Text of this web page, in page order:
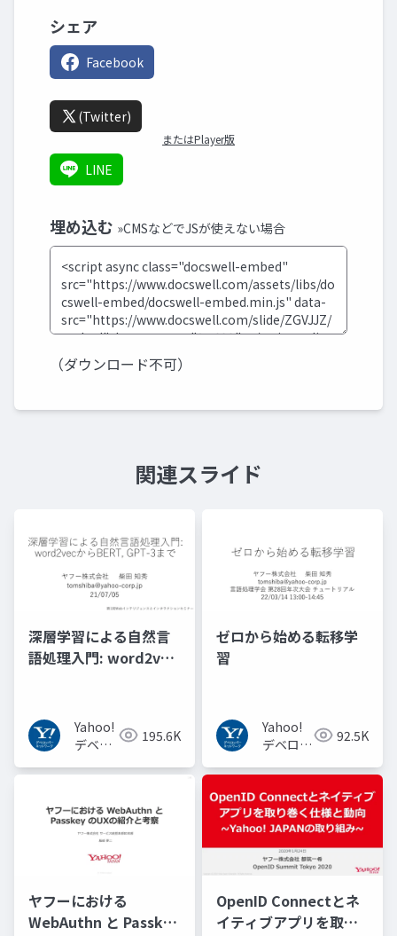
シェア
Facebook
(Twitter)
またはPlayer版
LINE
埋め込む »CMSなどでJSが使えない場合
（ダウンロード不可）
関連スライド
深層学習による自然言
語処理入門: word2vec
Yahoo!
デベロ
ネット
195.6K
ゼロから始める転移学
習
Yahoo!
デベロッ
トワーク
92.5K
ヤフーにおける
WebAuthn と Passkey
OpenID Connectとネ
イティブアプリを取り